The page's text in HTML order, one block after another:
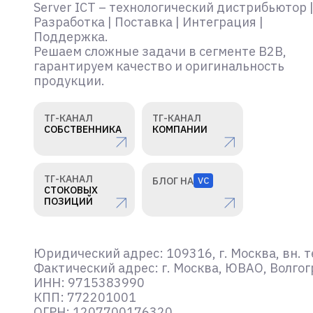
Server ICT – технологический дистрибьютор |
Разработка | Поставка | Интеграция |
Поддержка.
Решаем сложные задачи в сегменте B2B,
гарантируем качество и оригинальность
продукции.
ТГ-КАНАЛ
СОБСТВЕННИКА
ТГ-КАНАЛ
КОМПАНИИ
ТГ-КАНАЛ
СТОКОВЫХ
ПОЗИЦИЙ
БЛОГ НА VC
Юридический адрес: 109316, г. Москва, вн.
Фактический адрес: г. Москва, ЮВАО,
ИНН: 9715383990
КПП: 772201001